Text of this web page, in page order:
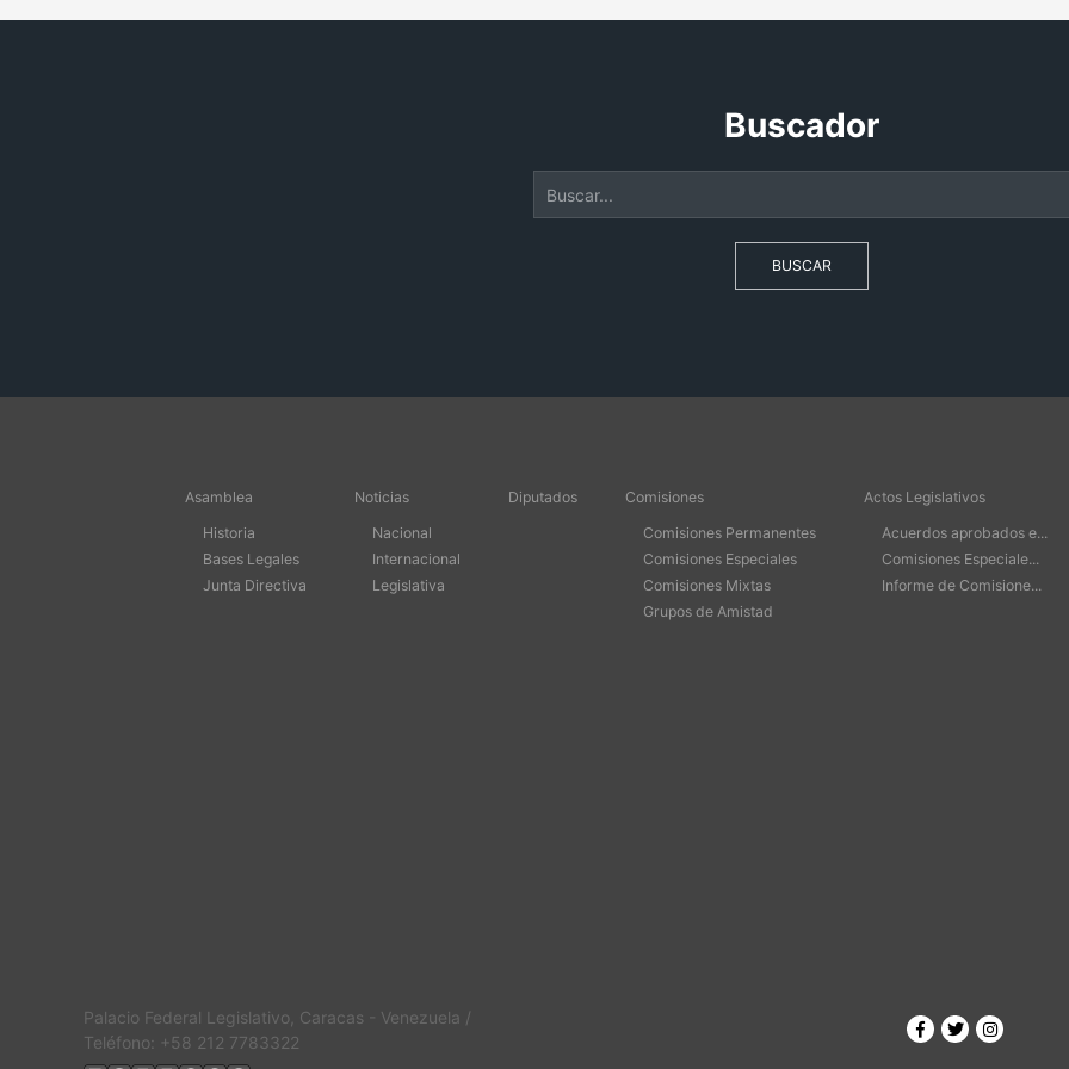
Buscador
BUSCAR
Asamblea
Historia
Bases Legales
Junta Directiva
Noticias
Nacional
Internacional
Legislativa
Diputados
Comisiones
Comisiones Permanentes
Comisiones Especiales
Comisiones Mixtas
Grupos de Amistad
Actos Legislativos
Acuerdos aprobados e...
Comisiones Especiale...
Informe de Comisione...
Palacio Federal Legislativo, Caracas - Venezuela /
Teléfono: +58 212 7783322